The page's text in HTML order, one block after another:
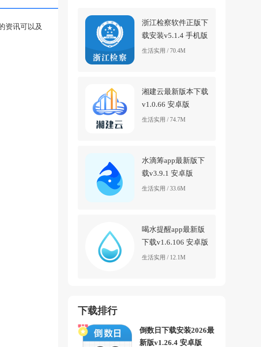
资讯可以及
浙江检察软件正版下
载安装v5.1.4 手机版
生活实用 / 70.4M
湘建云最新版本下载
v1.0.66 安卓版
生活实用 / 74.7M
水滴筹app最新版下
载v3.9.1 安卓版
生活实用 / 33.6M
喝水提醒app最新版
下载v1.6.106 安卓版
生活实用 / 12.1M
下载排行
倒数日下载安装2026最
新版v1.26.4 安卓版